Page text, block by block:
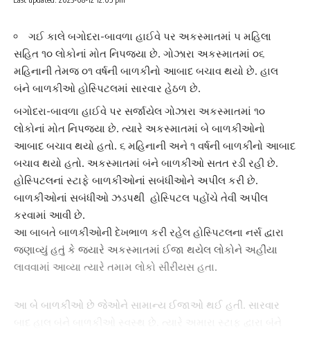
ગઈ કાલે બગોદરા-બાવળા હાઈવે પર અકસ્માતમાં ૫ મહિલા
સહિત ૧૦ લોકોનાં મોત નિપજ્યા છે. ગોઝારા અકસ્માતમાં ૦૬
મહિનાની તેમજ ૦૧ વર્ષની બાળકીનો આબાદ બચાવ થયો છે. હાલ
બંને બાળકીઓ હોસ્પિટલમાં સારવાર હેઠળ છે.
બગોદરા-બાવળા હાઈવે પર સર્જાયેલ ગોઝારા અકસ્માતમાં ૧૦
લોકોનાં મોત નિપજ્યા છે. ત્યારે અકસ્માતમાં બે બાળકીઓનો
આબાદ બચાવ થયો હતો. ૬ મહિનાની અને ૧ વર્ષની બાળકીનો આબાદ
બચાવ થયો હતો. અકસ્માતમાં બંને બાળકીઓ સતત રડી રહી છે.
હોસ્પિટલનાં સ્ટાફે બાળકીઓનાં સબંધીઓને અપીલ કરી છે.
બાળકીઓનાં સબંધીઓ ઝડપથી હોસ્પિટલ પહોંચે તેવી અપીલ
કરવામાં આવી છે.
આ બાબતે બાળકીઓની દેખભાળ કરી રહેલ હોસ્પિટલના નર્સ દ્વારા
જણાવ્યું હતું કે જ્યારે અકસ્માતમાં ઈજા થયેલ લોકોને અહીંયા
લાવવામાં આવ્યા ત્યારે તમામ લોકો સીરીયસ હતા.
આ બે બાળકીઓ છે જેઓને સામાન્ય ઈજાઓ થઈ હતી. સારવાર
બાળકી
ઓ સ્વસ્થ છે. ત્યારે અમારા સ્ટાફ દ્વારા બંને